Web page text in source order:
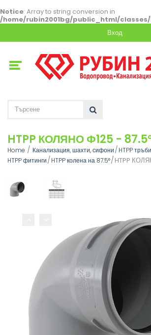
Notice: Array to string conversion in
/home/rubin2001bg/public_html/classes/
Вход
HTPP КОЛЯНО Ф125 -
Home Канализация, шахти, сифони
HTPP
HTPP фитинги
HTPP колена на 87.5° HTPP